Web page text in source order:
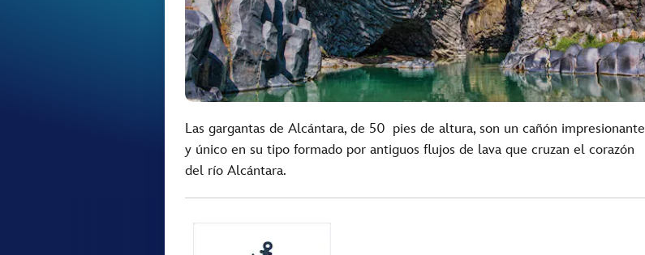
Las gargantas de Alcántara, de 50 pies de altura, son un cañón impresionante
y único en su tipo formado por antiguos flujos de lava que cruzan el corazón
del río Alcántara.